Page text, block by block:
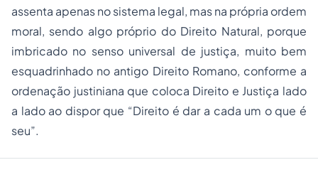
assenta apenas no sistema legal, mas na própria ordem
moral, sendo algo próprio do Direito Natural, porque
imbricado no senso universal de justiça, muito bem
esquadrinhado no antigo Direito Romano, conforme a
ordenação justiniana que coloca Direito e Justiça lado
a lado ao dispor que “Direito é dar a cada um o que é
seu”.